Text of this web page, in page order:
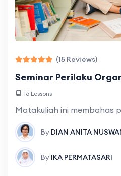
(15 Reviews)
Seminar Perilaku
16 Lessons
By DIAN ANITA
By IKA PERMATASARI